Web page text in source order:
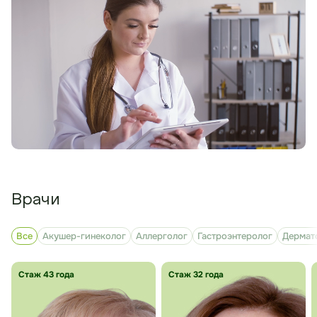
Врачи
Все Акушер-гинеколог Аллерголог Гастроэнтеролог
Стаж 43 года Стаж 32 года